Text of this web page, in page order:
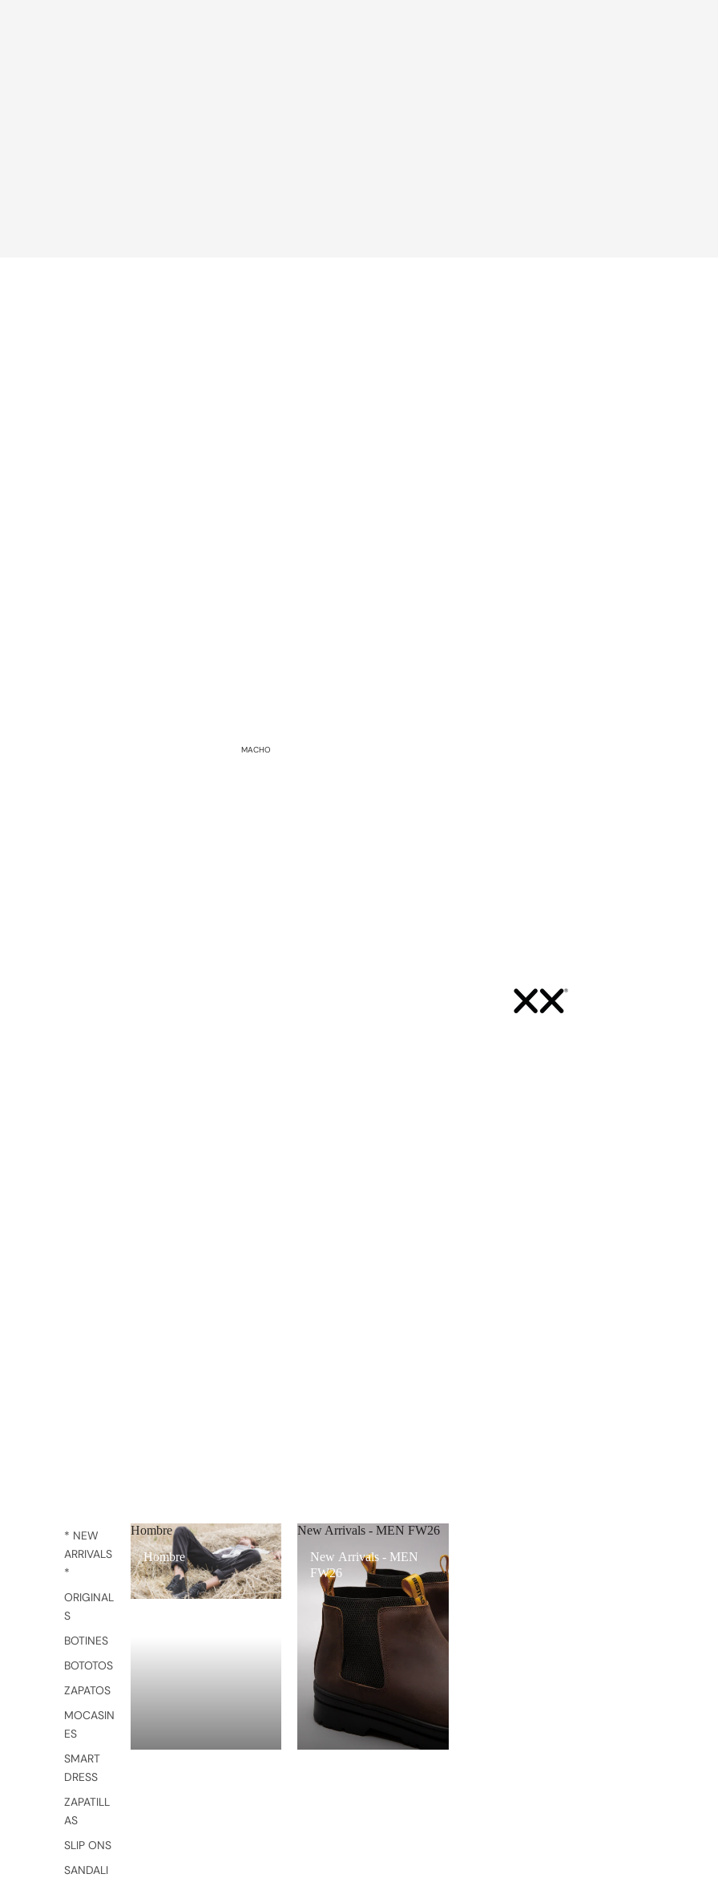
MACHO
* NEW
ARRIVALS
*
ORIGINAL
S
BOTINES
BOTOTOS
ZAPATOS
MOCASIN
ES
SMART
DRESS
ZAPATILL
AS
SLIP ONS
SANDALI
Hombre
Hombre
New Arrivals - MEN FW26
New Arrivals - MEN
FW26